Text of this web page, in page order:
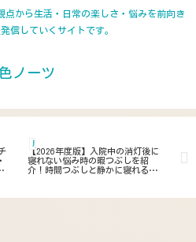
点から生活・日常の楽しさ・悩みを前向き
信していくサイトです。
ノーツ
居住 住まい 日常
【2026年度版】入院中の消灯後に
寝れない悩み時の暇つぶしを紹
介！時間つぶしと静かに寝れるま
【